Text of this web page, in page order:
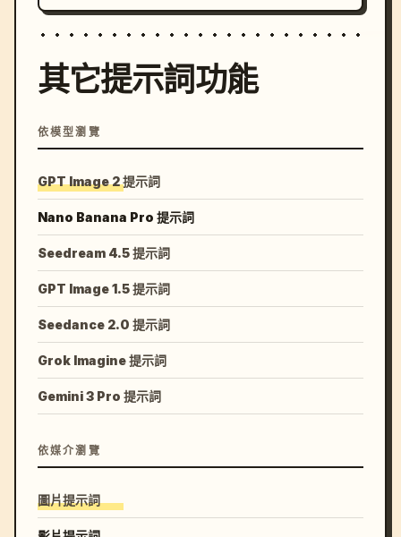
其它提示詞功能
依模型瀏覽
GPT Image 2 提示詞
Nano Banana Pro 提示詞
Seedream 4.5 提示詞
GPT Image 1.5 提示詞
Seedance 2.0 提示詞
Grok Imagine 提示詞
Gemini 3 Pro 提示詞
依媒介瀏覽
圖片提示詞